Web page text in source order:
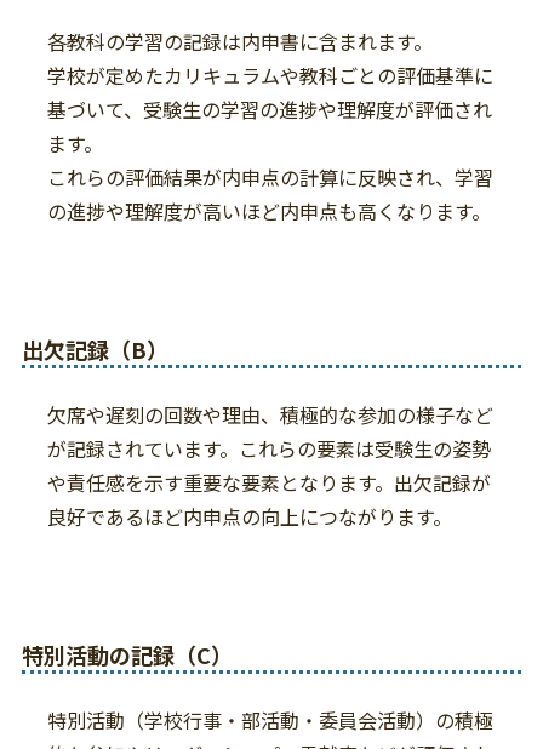
各教科の学習の記録は内申書に含まれます。
学校が定めたカリキュラムや教科ごとの評価基準に
基づいて、受験生の学習の進捗や理解度が評価され
ます。
これらの評価結果が内申点の計算に反映され、学習
の進捗や理解度が高いほど内申点も高くなります。
出欠記録（B）
欠席や遅刻の回数や理由、積極的な参加の様子など
が記録されています。これらの要素は受験生の姿勢
や責任感を示す重要な要素となります。出欠記録が
良好であるほど内申点の向上につながります。
特別活動の記録（C）
特別活動（学校行事・部活動・委員会活動）の積極